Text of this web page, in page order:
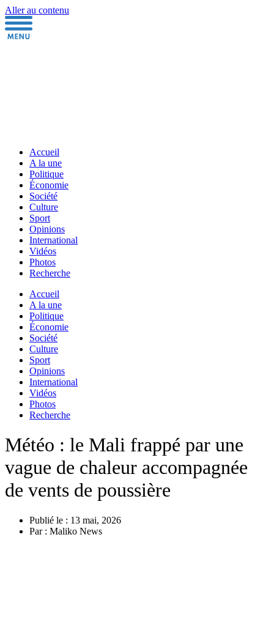
Aller au contenu
Accueil
A la une
Politique
Économie
Société
Culture
Sport
Opinions
International
Vidéos
Photos
Recherche
Accueil
A la une
Politique
Économie
Société
Culture
Sport
Opinions
International
Vidéos
Photos
Recherche
Météo : le Mali frappé par une
vague de chaleur accompagnée
de vents de poussière
Publié le : 13 mai, 2026
Par : Maliko News